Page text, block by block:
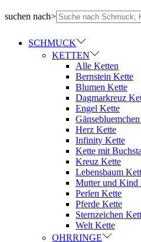
suchen nach>
SCHMUCK
KETTEN
Alle Ketten
Bernstein Kette
Blumen Kette
Dagmarkreuz
Engel Kette
Herz Kette
Infinity Kette
Kette mit
Kreuz Kette
Lebensbaum
Mutter und Kind
Perlen Kette
Pferde Kette
Sternzeichen
Welt Kette
OHRRINGE